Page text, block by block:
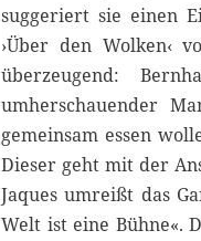
suggeriert sie einen
›Über den Wolken‹
überzeugend:
umherschauender
gemeinsam essen
Dieser geht mit der
Jaques umreißt das
Welt ist eine Bühne«.